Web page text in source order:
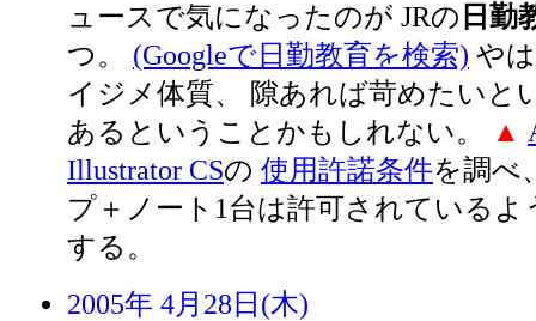
ュースで気になったのが JRの 日勤
つ。 (Googleで日勤教育を検索) や
イジメ体質、 隙あれば苛めたいと
あるということかもしれない。
▲
Illustrator CSの 使用許諾条件を調べ
プ＋ノート1台は許可されているよ
する。
2005年 4月28日(木)